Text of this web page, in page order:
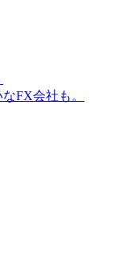
FX会社も。